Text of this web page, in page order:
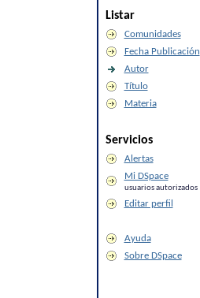
Listar
Comunidades
Fecha Publicación
Autor
Título
Materia
Servicios
Alertas
Mi DSpace
usuarios autorizados
Editar perfil
Ayuda
Sobre DSpace